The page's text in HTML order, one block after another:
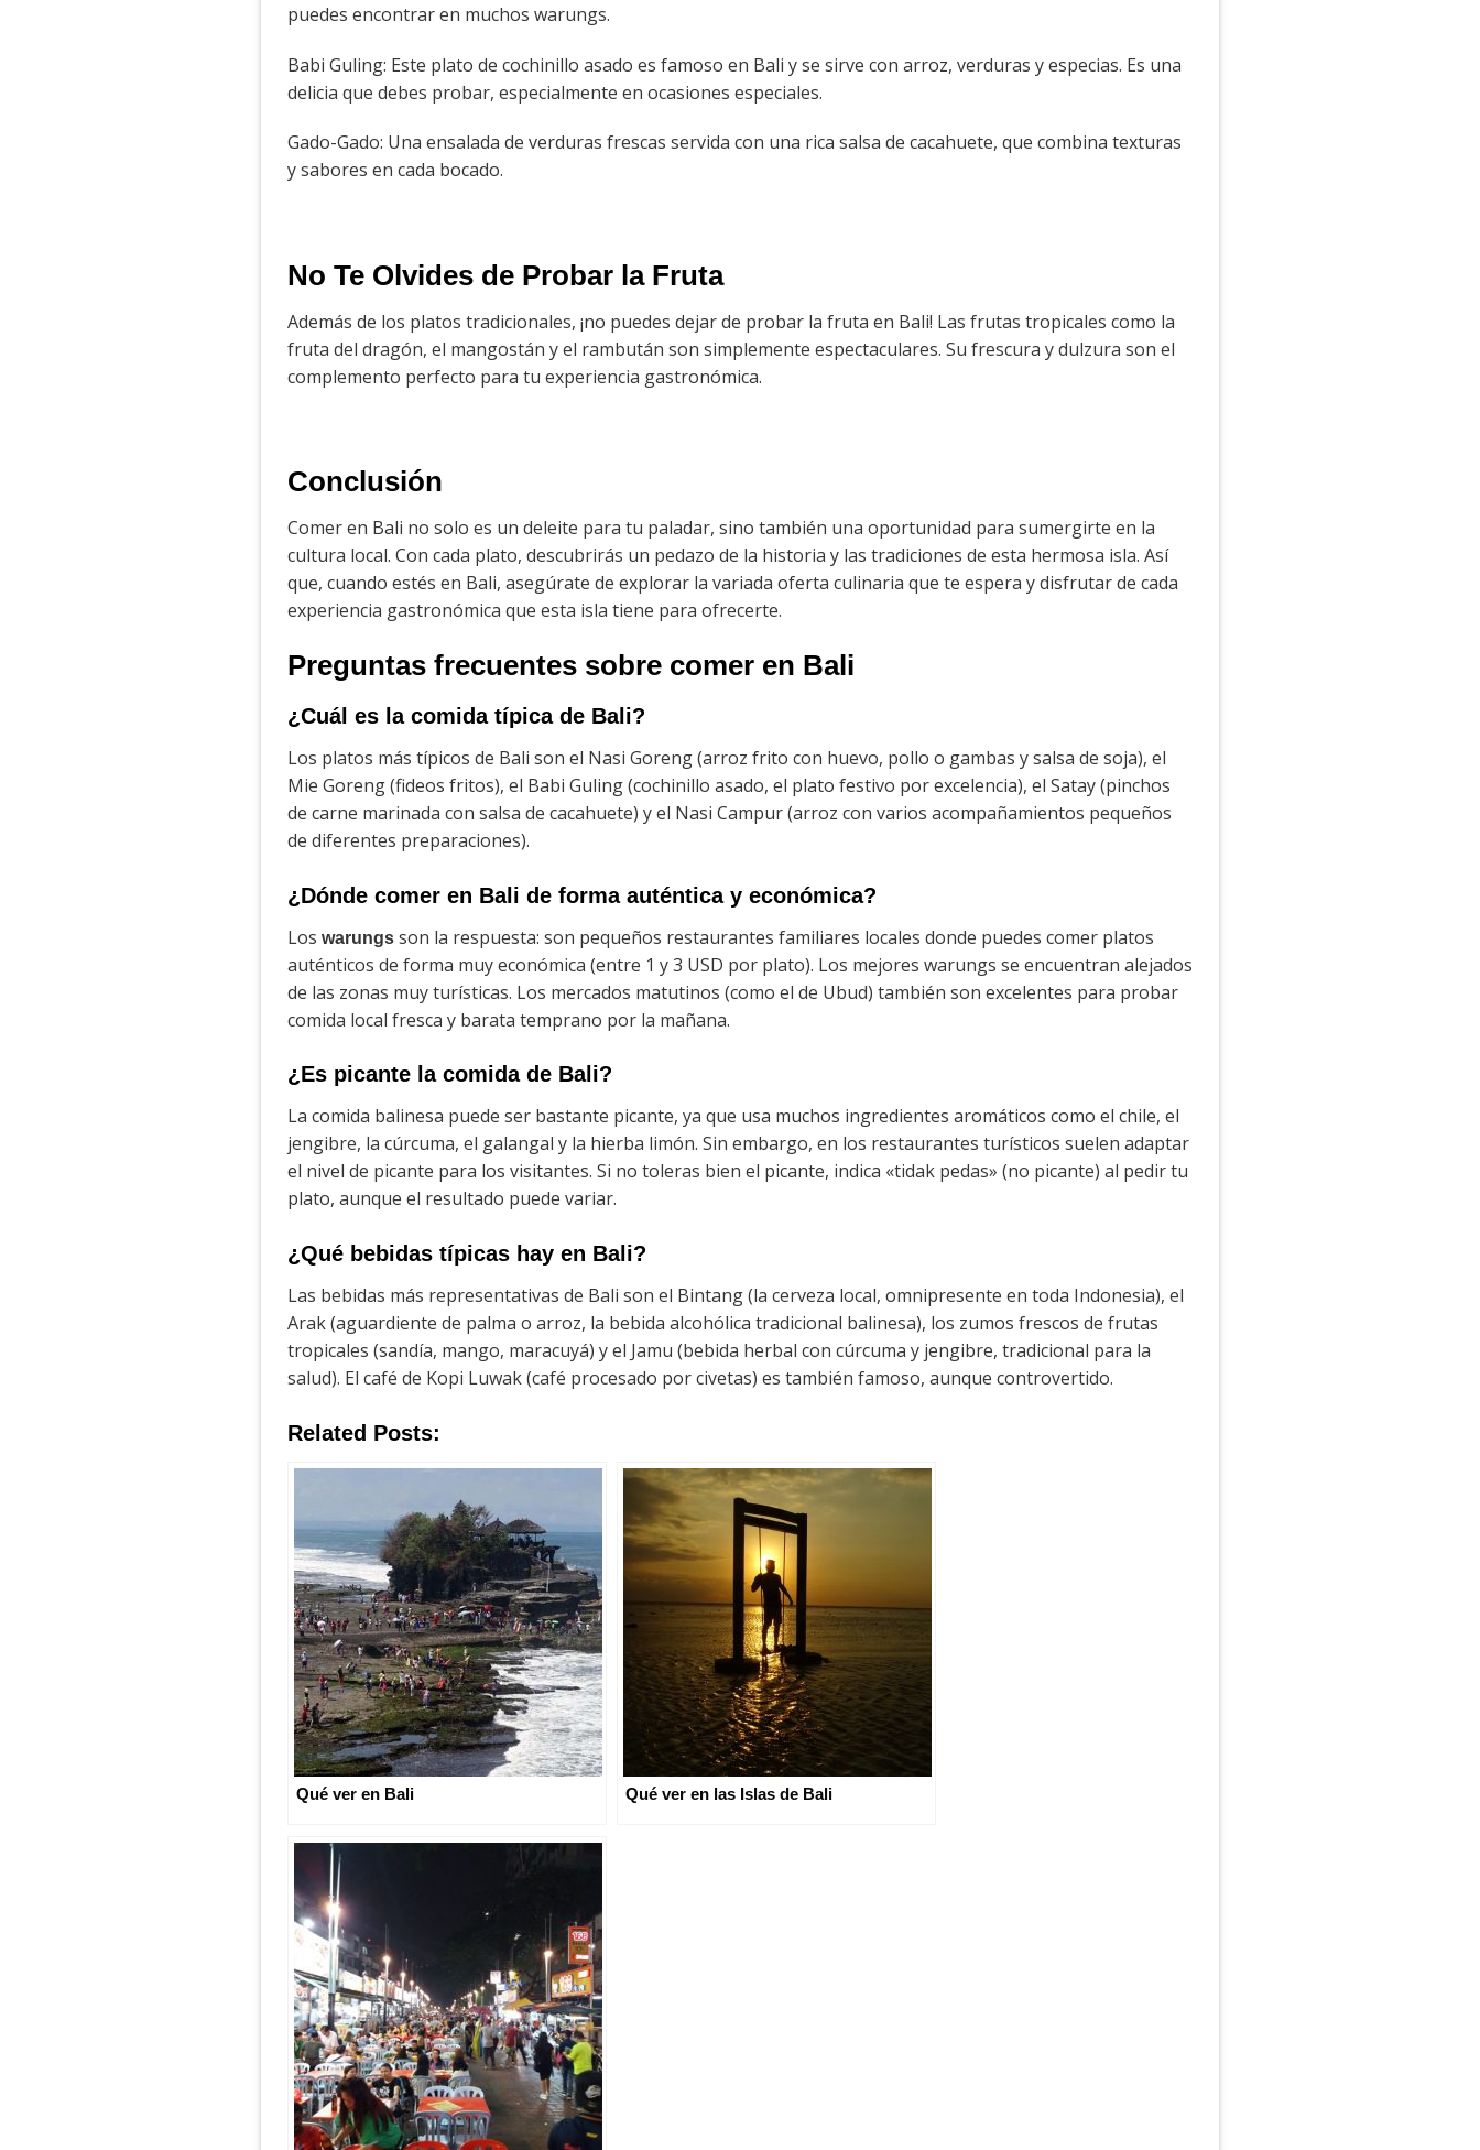
puedes encontrar en muchos warungs.
Babi Guling: Este plato de cochinillo asado es famoso en Bali y se sirve con arroz, verduras y especias. Es una
delicia que debes probar, especialmente en ocasiones especiales.
Gado-Gado: Una ensalada de verduras frescas servida con una rica salsa de cacahuete, que combina texturas
y sabores en cada bocado.
No Te Olvides de Probar la Fruta
Además de los platos tradicionales, ¡no puedes dejar de probar la fruta en Bali! Las frutas tropicales como la
fruta del dragón, el mangostán y el rambután son simplemente espectaculares. Su frescura y dulzura son el
complemento perfecto para tu experiencia gastronómica.
Conclusión
Comer en Bali no solo es un deleite para tu paladar, sino también una oportunidad para sumergirte en la
cultura local. Con cada plato, descubrirás un pedazo de la historia y las tradiciones de esta hermosa isla. Así
que, cuando estés en Bali, asegúrate de explorar la variada oferta culinaria que te espera y disfrutar de cada
experiencia gastronómica que esta isla tiene para ofrecerte.
Preguntas frecuentes sobre comer en Bali
¿Cuál es la comida típica de Bali?
Los platos más típicos de Bali son el Nasi Goreng (arroz frito con huevo, pollo o gambas y salsa de soja), el
Mie Goreng (fideos fritos), el Babi Guling (cochinillo asado, el plato festivo por excelencia), el Satay (pinchos
de carne marinada con salsa de cacahuete) y el Nasi Campur (arroz con varios acompañamientos pequeños
de diferentes preparaciones).
¿Dónde comer en Bali de forma auténtica y económica?
Los warungs son la respuesta: son pequeños restaurantes familiares locales donde puedes comer platos
auténticos de forma muy económica (entre 1 y 3 USD por plato). Los mejores warungs se encuentran alejados
de las zonas muy turísticas. Los mercados matutinos (como el de Ubud) también son excelentes para probar
comida local fresca y barata temprano por la mañana.
¿Es picante la comida de Bali?
La comida balinesa puede ser bastante picante, ya que usa muchos ingredientes aromáticos como el chile, el
jengibre, la cúrcuma, el galangal y la hierba limón. Sin embargo, en los restaurantes turísticos suelen adaptar
el nivel de picante para los visitantes. Si no toleras bien el picante, indica «tidak pedas» (no picante) al pedir tu
plato, aunque el resultado puede variar.
¿Qué bebidas típicas hay en Bali?
Las bebidas más representativas de Bali son el Bintang (la cerveza local, omnipresente en toda Indonesia), el
Arak (aguardiente de palma o arroz, la bebida alcohólica tradicional balinesa), los zumos frescos de frutas
tropicales (sandía, mango, maracuyá) y el Jamu (bebida herbal con cúrcuma y jengibre, tradicional para la
salud). El café de Kopi Luwak (café procesado por civetas) es también famoso, aunque controvertido.
Related Posts:
Qué ver en Bali Qué ver en las Islas de Bali